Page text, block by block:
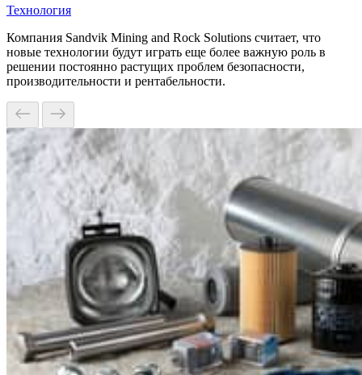
Технология
Компания Sandvik Mining and Rock Solutions считает, что
новые технологии будут играть еще более важную роль в
решении постоянно растущих проблем безопасности,
производительности и рентабельности.